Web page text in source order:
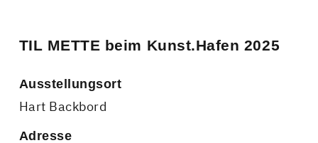
TIL METTE beim Kunst.Hafen 2025
Ausstellungsort
Hart Backbord
Adresse